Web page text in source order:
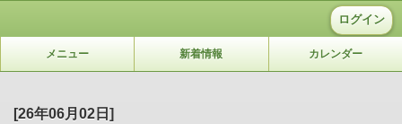
ログイン
メニュー 新着情報 カレンダー
[26年06月02日]